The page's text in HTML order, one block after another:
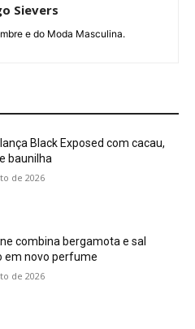
Sievers
e do Moda Masculina.
Black Exposed com cacau,
baunilha
de 2026
combina bergamota e sal
em novo perfume
de 2026